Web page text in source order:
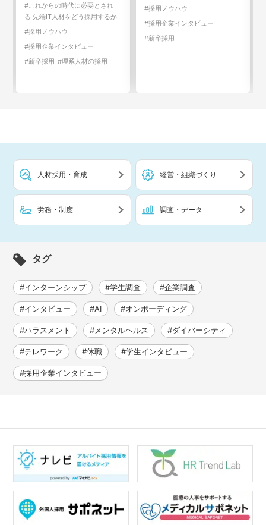
#これからの時代に必要とされ
る 先端IT人材をどう採用するか
#採用ノウハウ
#採用企業インタビュー
#新卒採用 #理系人材の採用
#採用ノウハウ
#採用企業インタビュー
#新卒採用
人材採用・育成 経営・組織づくり
労務・制度 調査・データ
タグ
#インターンシップ #学生調査 #企業調査
#インタビュー #AI #オンボーディング
#ハラスメント #メンタルヘルス #ダイバーシティ
#テレワーク #休職 #学生インタビュー
#採用企業インタビュー